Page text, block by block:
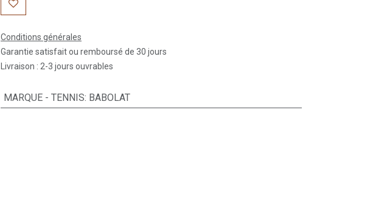
Conditions générales
Garantie satisfait ou remboursé de 30 jours
Livraison : 2-3 jours ouvrables
MARQUE - TENNIS: BABOLAT